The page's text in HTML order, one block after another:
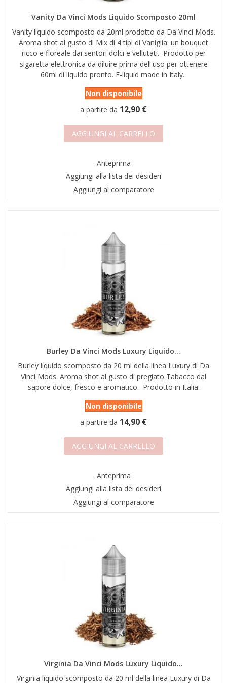
DICONO DI NOI
Vanity Da Vinci Mods Liquido Scomposto 20ml
Vanity liquido scomposto da 20ml prodotto da Da Vinci Mods.
Aroma shot al gusto di Mix di 4 tipi di Vaniglia: un bouquet
ricco e floreale dai sentori dolci e vellutati. Prodotto per
sigaretta elettronica da diluire prima dell'uso per ottenere
60ml di liquido pronto. E-liquid made in Italy.
Non disponibile
a partire da 12,90 €
AGGIUNGI AL CARRELLO
Anteprima
Aggiungi alla lista dei desideri
Aggiungi al comparatore
Burley Da Vinci Mods Luxury Liquido...
Burley liquido scomposto da 20 ml della linea Luxury di Da
Vinci Mods. Aroma shot al gusto di pregiato Tabacco dal
sapore dolce, fresco e aromatico. Prodotto in Italia.
Non disponibile
a partire da 14,90 €
AGGIUNGI AL CARRELLO
Anteprima
Aggiungi alla lista dei desideri
Aggiungi al comparatore
Virginia Da Vinci Mods Luxury Liquido...
Virginia liquido scomposto da 20 ml della linea Luxury di Da